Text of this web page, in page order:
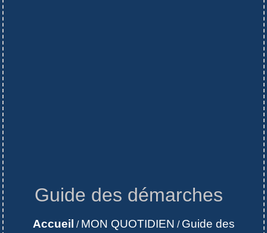
Guide des démarches
Accueil / MON QUOTIDIEN / Guide des